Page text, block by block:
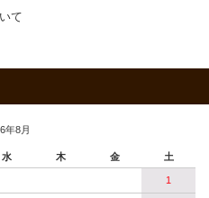
て
年8月
水 木 金 土
1